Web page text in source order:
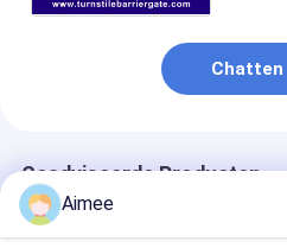
Chatten
Geadviseerde Producten
Aimee